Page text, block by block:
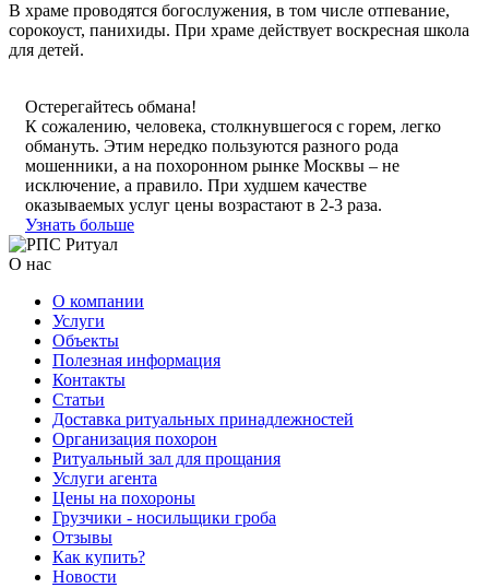
В храме проводятся богослужения, в том числе отпевание,
сорокоуст, панихиды. При храме действует воскресная школа
для детей.
Остерегайтесь обмана!
К сожалению, человека, столкнувшегося с горем, легко
обмануть. Этим нередко пользуются разного рода
мошенники, а на похоронном рынке Москвы – не
исключение, а правило. При худшем качестве
оказываемых услуг цены возрастают в 2-3 раза.
Узнать больше
О нас
О компании
Услуги
Объекты
Полезная информация
Контакты
Статьи
Доставка ритуальных принадлежностей
Организация похорон
Ритуальный зал для прощания
Услуги агента
Цены на похороны
Грузчики - носильщики гроба
Отзывы
Как купить?
Новости